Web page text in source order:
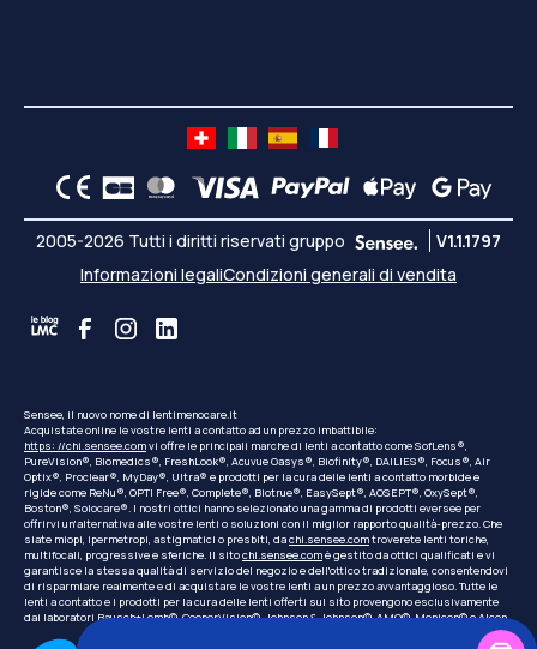
2005-2026 Tutti i diritti riservati gruppo
V1.1.1797
Informazioni legaliCondizioni generali di vendita
Sensee, il nuovo nome di lentimenocare.it
Acquistate online le vostre lenti a contatto ad un prezzo imbattibile:
https: //chi.sensee.comvi offre le principali marche di lenti a contatto come SofLens®,
PureVision®, Biomedics®, FreshLook®, Acuvue Oasys®, Biofinity®, DAILIES®, Focus®, Air
Optix®, Proclear®, MyDay®, Ultra® e prodotti per la cura delle lenti a contatto morbide e
rigide come ReNu®, OPTI Free®, Complete®, Biotrue®, EasySept®, AOSEPT®, OxySept®,
Boston®, Solocare®. I nostri ottici hanno selezionato una gamma di prodotti eversee per
offrirvi un'alternativa alle vostre lenti o soluzioni con il miglior rapporto qualità-prezzo. Che
siate miopi, ipermetropi, astigmatici o presbiti, dachi.sensee.comtroverete lenti toriche,
multifocali, progressive e sferiche. Il sitochi.sensee.comè gestito da ottici qualificati e vi
garantisce la stessa qualità di servizio del negozio e dell'ottico tradizionale, consentendovi
di risparmiare realmente e di acquistare le vostre lenti a un prezzo avvantaggioso. Tutte le
lenti a contatto e i prodotti per la cura delle lenti offerti sul sito provengono esclusivamente
dai laboratori Bausch+Lomb©, CooperVision©, Johnson & Johnson©, AMO©, Menicon© o Alcon.